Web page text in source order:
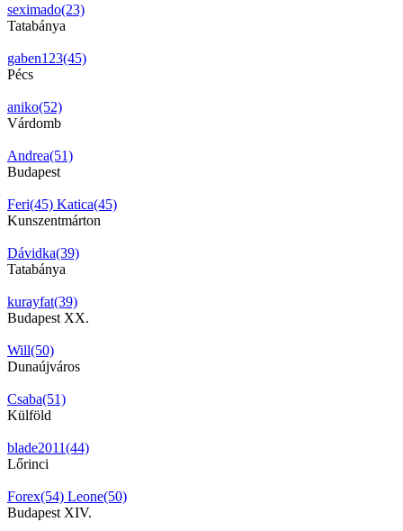
seximado(23)
Tatabánya
gaben123(45)
Pécs
aniko(52)
Várdomb
Andrea(51)
Budapest
Feri(45) Katica(45)
Kunszentmárton
Dávidka(39)
Tatabánya
kurayfat(39)
Budapest XX.
Will(50)
Dunaújváros
Csaba(51)
Külföld
blade2011(44)
Lőrinci
Forex(54) Leone(50)
Budapest XIV.